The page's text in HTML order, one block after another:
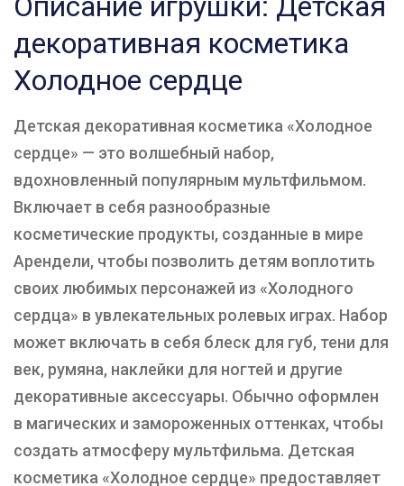
декоративная косметика
Холодное сердце
Детская декоративная косметика «Холодное
сердце» — это волшебный набор,
вдохновленный популярным мультфильмом.
Включает в себя разнообразные
косметические продукты, созданные в мире
Арендели, чтобы позволить детям воплотить
своих любимых персонажей из «Холодного
сердца» в увлекательных ролевых играх. Набор
может включать в себя блеск для губ, тени для
век, румяна, наклейки для ногтей и другие
декоративные аксессуары. Обычно оформлен
в магических и замороженных оттенках, чтобы
создать атмосферу мультфильма. Детская
косметика «Холодное сердце» предоставляет